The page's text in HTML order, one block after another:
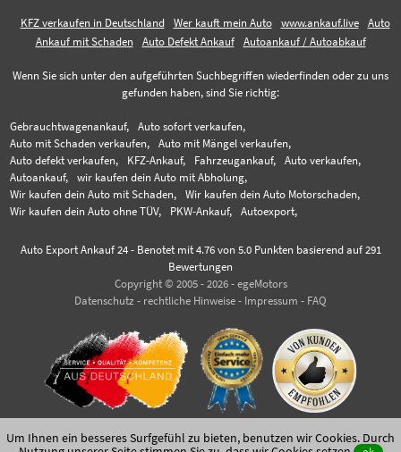
KFZ verkaufen in Deutschland Wer kauft mein Auto www.ankauf.live
Auto
Ankauf mit Schaden
Auto Defekt Ankauf Autoankauf / Autoabkauf
Wenn Sie sich unter den aufgeführten Suchbegriffen wiederfinden oder zu uns
gefunden haben, sind Sie richtig:
Gebrauchtwagenankauf,
Auto sofort verkaufen,
Auto mit Schaden verkaufen,
Auto mit Mängel verkaufen,
Auto defekt verkaufen,
KFZ-Ankauf, Fahrzeugankauf,
Auto verkaufen,
Autoankauf,
wir kaufen dein Auto mit Abholung,
Wir kaufen dein Auto mit Schaden,
Wir kaufen dein Auto Motorschaden,
Wir kaufen dein Auto ohne TÜV,
PKW-Ankauf, Autoexport,
Auto Export Ankauf 24- Benotet mit 4.76von 5.0 Punkten basierend auf 291
Bewertungen
Copyright © 2005 - 2026 - egeMotors
Datenschutz - rechtliche Hinweise - Impressum - FAQ
Um Ihnen ein besseres Surfgefühl zu bieten, benutzen wir Cookies. Durch